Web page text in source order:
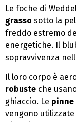
Le foche di
grasso sotto la
freddo estremo
energetiche. Il
sopravvivenza
Il loro corpo è
robuste che
ghiaccio. Le
vengono